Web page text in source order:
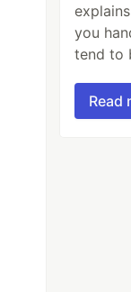
you
tend to
Read